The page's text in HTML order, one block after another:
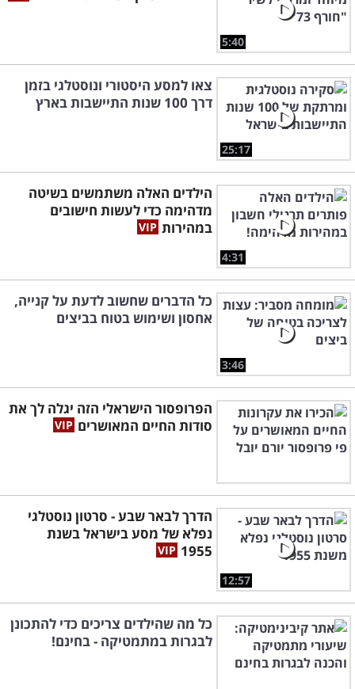
5:40
25:17
צאו למסע היסטורי ונוסטלגי בזמן
דרך 100 שנות התיישבות בארץ
4:31
הילדים האלה משתמשים בשיטה
מדהימה כדי לעשות חישובים
במהירות
3:46
כל הדברים שחשוב לדעת על קנייה,
אחסון ושימוש בטוח בביצים
הפרופסור הישראלי הזה יגלה לך את
סודות החיים המאושרים
12:57
הדרך לבאר שבע - סרטון נוסטלגי
נפלא של מסע בישראל בשנת
1955
כל מה שהילדים צריכים כדי להתכונן
לבגרות במתמטיקה - בחינם!